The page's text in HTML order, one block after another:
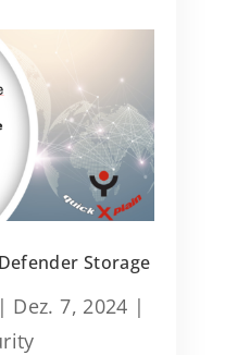
Storage
| Dez. 7, 2024 |